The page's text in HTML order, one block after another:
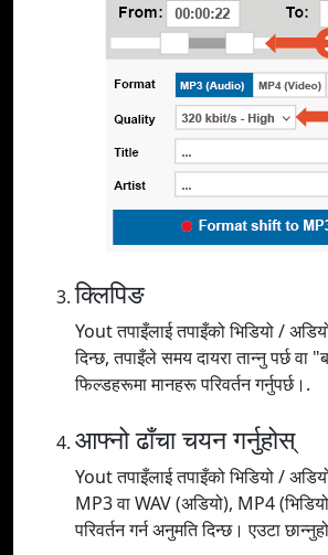
क्लिपिङ
Yout तपाइँलाई तपाइँको भिडियो /
दिन्छ, तपाइँले समय दायरा तान्नु पर्छ वा
फिल्डहरूमा मानहरू परिवर्तन गर्नुपर्छ।.
आफ्नो ढाँचा चयन गर्नुहोस्
Yout तपाइँलाई तपाइँको भिडियो /
MP3 वा WAV (अडियो), MP4
परिवर्तन गर्न अनुमति दिन्छ। एउटा